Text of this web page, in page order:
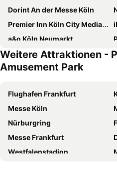
Dorint An der Messe Köln
Premier Inn Köln City Mediapark Hotel
a&o Köln Neumarkt
Hotel Mondial am Dom Cologne MGallery
MEININGER Hotel Köln West
ibis Koeln Centrum
Hotel Ahl Meerkatzen
URBAN LOFT Cologne
AMERON Köln Hotel Regent
NH Collection Köln Mediapark
Weitere Attraktionen -
Amusement Park
Flughafen Frankfurt
Messe Köln
Nürburgring
Messe Frankfurt
Westfalenstadion